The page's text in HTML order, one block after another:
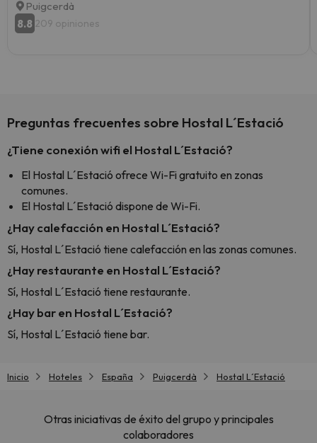
Puigcerdà
8.8 209 opiniones
Preguntas frecuentes sobre Hostal L´Estació
¿Tiene conexión wifi el Hostal L´Estació?
El Hostal L´Estació ofrece Wi-Fi gratuito en zonas
comunes.
El Hostal L´Estació dispone de Wi-Fi.
¿Hay calefacción en Hostal L´Estació?
Sí, Hostal L´Estació tiene calefacción en las zonas comunes.
¿Hay restaurante en Hostal L´Estació?
Sí, Hostal L´Estació tiene restaurante.
¿Hay bar en Hostal L´Estació?
Sí, Hostal L´Estació tiene bar.
Inicio Hoteles España Puigcerdà Hostal L´Estació
Otras iniciativas de éxito del grupo y principales
colaboradores